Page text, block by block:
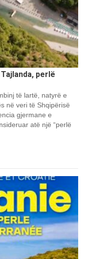
perlë
të lartë, natyrë e
në veri të Shqipërisë
gjermane e
atë një “perlë